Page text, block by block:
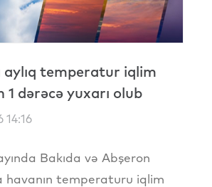
temperatur iqlim
1 dərəcə yuxarı olub
14:16
Bakıda və Abşeron
havanın temperaturu iqlim